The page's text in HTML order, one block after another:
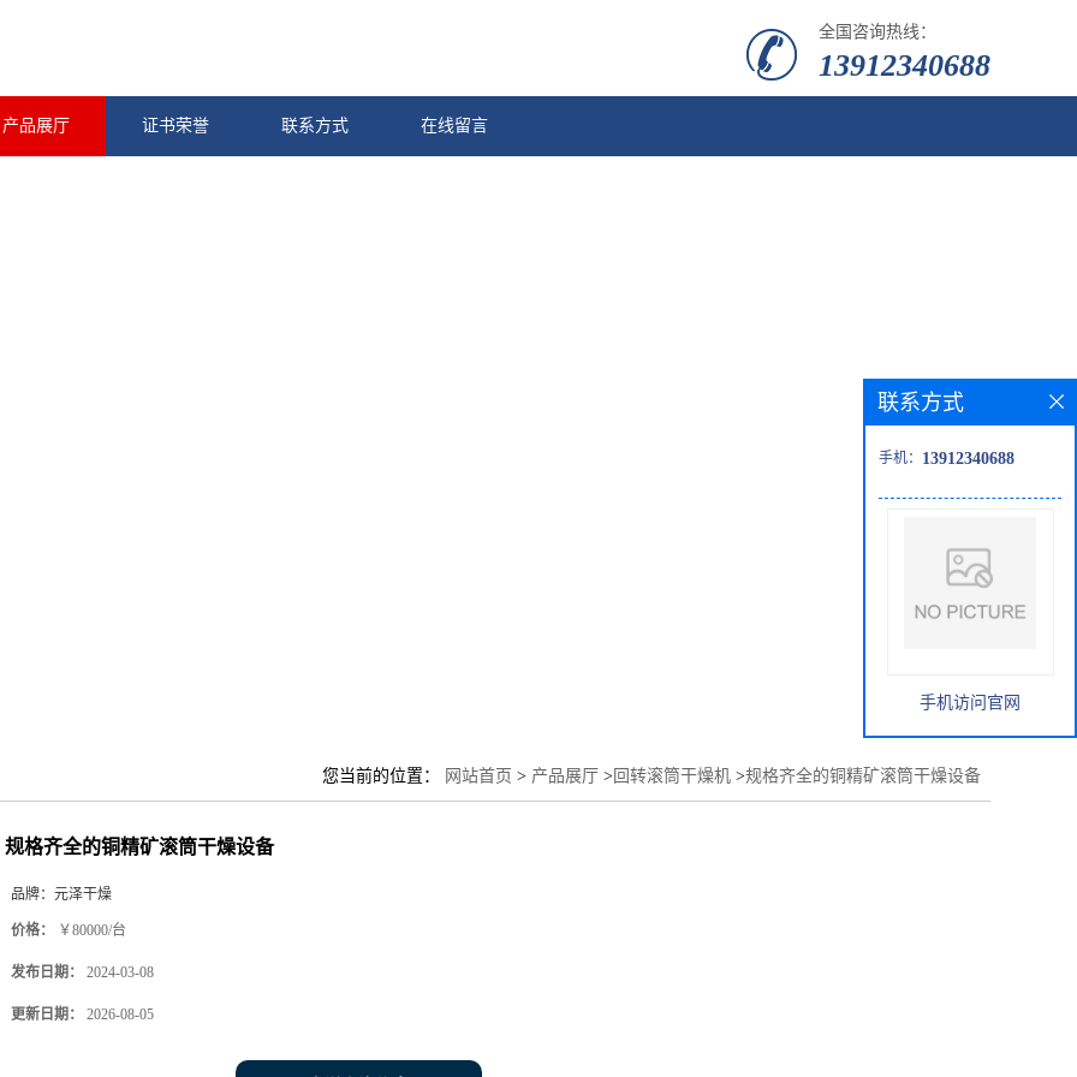
全国咨询热线：
13912340688
产品展厅 证书荣誉 联系方式 在线留言
您当前的位置： 网站首页 > 产品展厅 > 回转滚筒干燥机 >规格齐全的铜精矿滚筒干燥设备
规格齐全的铜精矿滚筒干燥设备
品牌： 元泽干燥
价格： ￥80000/台
发布日期： 2024-03-08
更新日期： 2026-08-05
联系方式
手机： 13912340688
手机访问官网